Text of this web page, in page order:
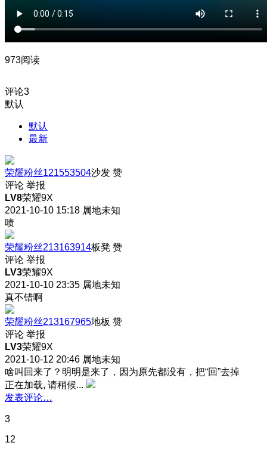
973阅读
评论3
默认
默认
最新
荣耀粉丝121553504沙发 赞
评论 举报
LV8荣耀9X
2021-10-10 15:18 属地未知
啧
荣耀粉丝213163914板凳 赞
评论 举报
LV3荣耀9X
2021-10-10 23:35 属地未知
真不错啊
荣耀粉丝213167965地板 赞
评论 举报
LV3荣耀9X
2021-10-12 20:46 属地未知
啥叫回来了？明明是来了，因为原先都没有，把“回”去掉
正在加载, 请稍候...
发表评论…
3
12